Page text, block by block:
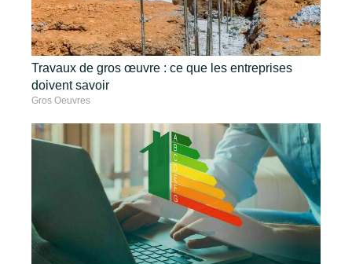
Travaux de gros œuvre : ce que les entreprises
doivent savoir
Gros Oeuvres